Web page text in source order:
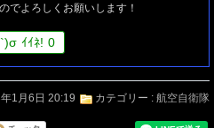
でよろしくお願いします！
σ ｲｲﾈ! 0
1月6日 20:19 カテゴリー : 航空自衛隊